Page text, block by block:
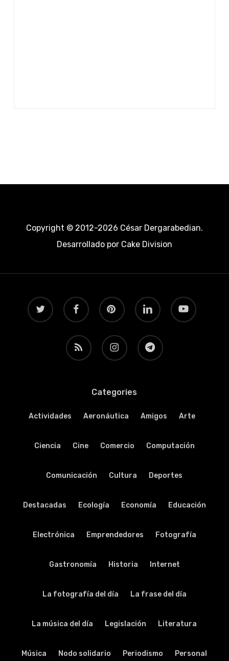
Copyright © 2012-2026 César Dergarabedian.
Desarrollado porCake Division
twitter facebook pinterest linkedin youtube
RSS instagram telegram
Categories
Actividades Aeronáutica Amigos Arte
Ciencia Cine Comercio Computación
Comunicación Cultura Deportes
Destacadas Ecología Economía Educación
Electrónica Emprendedores Fotografía
Gastronomía Historia Internet
La fotografía del día La frase del día
La música del día Legislación Literatura
Música Nodo solidario Periodismo Personal